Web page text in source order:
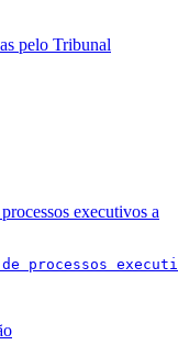
pelo Tribunal
executivos a
de processos